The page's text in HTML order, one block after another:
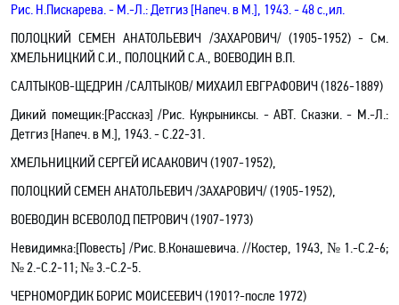
Рис. Н.Пискарева. - М.-Л.: Детгиз [Напеч. в М.], 1943. - 48 с.,ил.
ПОЛОЦКИЙ СЕМЕН АНАТОЛЬЕВИЧ /ЗАХАРОВИЧ/ (1905-1952)- См.
ХМЕЛЬНИЦКИЙ С.И., ПОЛОЦКИЙ С.А., ВОЕВОДИН В.П.
САЛТЫКОВ-ЩЕДРИН /САЛТЫКОВ/ МИХАИЛ ЕВГРАФОВИЧ (1826-1889)
Дикий помещик:[Рассказ] /Рис. Кукрыниксы. - АВТ. Сказки. - М.-Л.:
Детгиз [Напеч. в М.], 1943. - С.22-31.
ХМЕЛЬНИЦКИЙ СЕРГЕЙ ИСААКОВИЧ (1907-1952),
ПОЛОЦКИЙ СЕМЕН АНАТОЛЬЕВИЧ/ЗАХАРОВИЧ/(1905-1952),
ВОЕВОДИН ВСЕВОЛОД ПЕТРОВИЧ (1907-1973)
Невидимка:[Повесть] /Рис. В.Конашевича. //Костер, 1943, № 1.-С.2-6;
№ 2.-С.2-11; № 3.-С.2-5.
ЧЕРНОМОРДИК БОРИС МОИСЕЕВИЧ (1901?-после 1972)